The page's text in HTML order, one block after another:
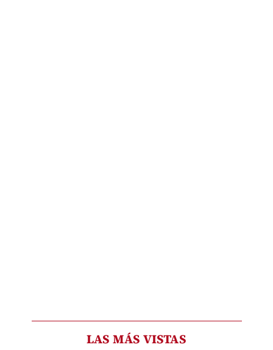
LAS MÁS VISTAS